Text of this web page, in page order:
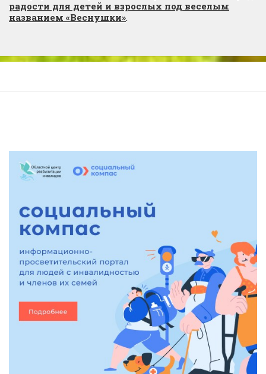
радости для детей и взрослых под веселым
названием «Веснушки».